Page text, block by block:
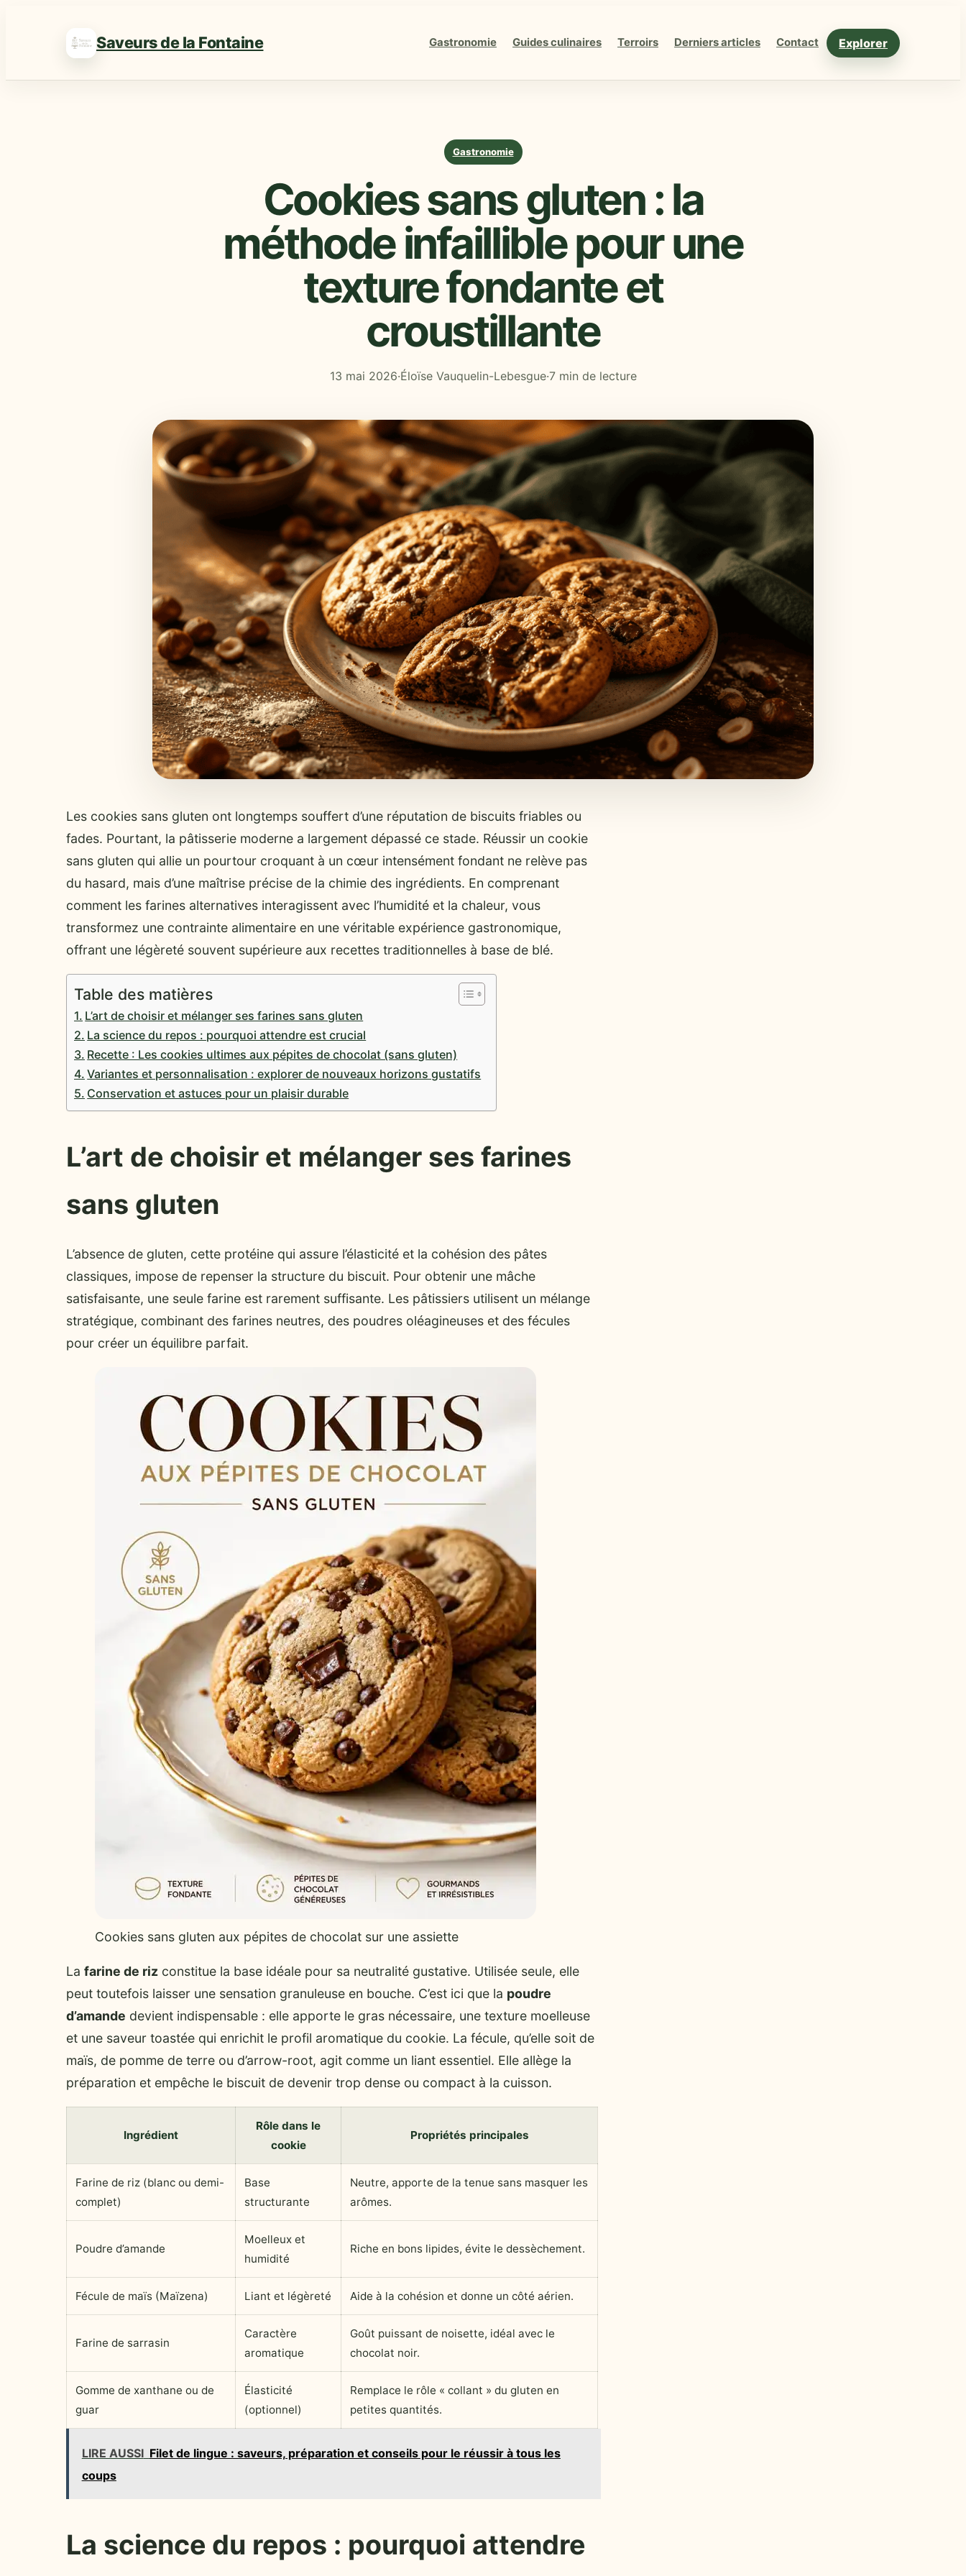
Saveurs de la Fontaine Gastronomie Guides culinaires Terroirs Derniers articles Contact Explorer
Gastronomie
Cookies sans gluten : la
méthode infaillible pour une
texture fondante et
croustillante
13 mai 2026·Éloïse Vauquelin-Lebesgue·7 min de lecture
Les cookies sans gluten ont longtemps souffert d’une réputation de biscuits friables ou
fades. Pourtant, la pâtisserie moderne a largement dépassé ce stade. Réussir un cookie
sans gluten qui allie un pourtour croquant à un cœur intensément fondant ne relève pas
du hasard, mais d’une maîtrise précise de la chimie des ingrédients. En comprenant
comment les farines alternatives interagissent avec l’humidité et la chaleur, vous
transformez une contrainte alimentaire en une véritable expérience gastronomique,
offrant une légèreté souvent supérieure aux recettes traditionnelles à base de blé.
Table des matières
L’art de choisir et mélanger ses farines sans gluten
La science du repos : pourquoi attendre est crucial
Recette : Les cookies ultimes aux pépites de chocolat (sans gluten)
Variantes et personnalisation : explorer de nouveaux horizons gustatifs
Conservation et astuces pour un plaisir durable
L’art de choisir et mélanger ses farines
sans gluten
L’absence de gluten, cette protéine qui assure l’élasticité et la cohésion des pâtes
classiques, impose de repenser la structure du biscuit. Pour obtenir une mâche
satisfaisante, une seule farine est rarement suffisante. Les pâtissiers utilisent un mélange
stratégique, combinant des farines neutres, des poudres oléagineuses et des fécules
pour créer un équilibre parfait.
Cookies sans gluten aux pépites de chocolat sur une assiette
La farine de riz constitue la base idéale pour sa neutralité gustative. Utilisée seule, elle
peut toutefois laisser une sensation granuleuse en bouche. C’est ici que la poudre
d’amande devient indispensable : elle apporte le gras nécessaire, une texture moelleuse
et une saveur toastée qui enrichit le profil aromatique du cookie. La fécule, qu’elle soit de
maïs, de pomme de terre ou d’arrow-root, agit comme un liant essentiel. Elle allège la
préparation et empêche le biscuit de devenir trop dense ou compact à la cuisson.
Ingrédient
Rôle dans le
cookie
Propriétés principales
Farine de riz (blanc ou demi-
complet)
Base
structurante
Neutre, apporte de la tenue sans masquer les
arômes.
Poudre d’amande
Moelleux et
humidité
Riche en bons lipides, évite le dessèchement.
Fécule de maïs (Maïzena) Liant et légèreté Aide à la cohésion et donne un côté aérien.
Farine de sarrasin
Caractère
aromatique
Goût puissant de noisette, idéal avec le
chocolat noir.
Gomme de xanthane ou de
guar
Élasticité
(optionnel)
Remplace le rôle « collant » du gluten en
petites quantités.
LIRE AUSSI Filet de lingue : saveurs, préparation et conseils pour le réussir à tous les
coups
La science du repos : pourquoi attendre